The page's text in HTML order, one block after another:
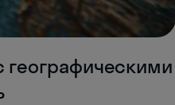
географическими